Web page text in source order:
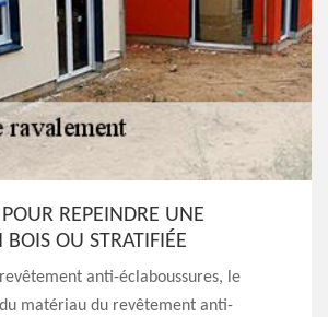
POUR REPEINDRE UNE
BOIS OU STRATIFIÉE
anti-éclaboussures, le
matériau du revêtement anti-